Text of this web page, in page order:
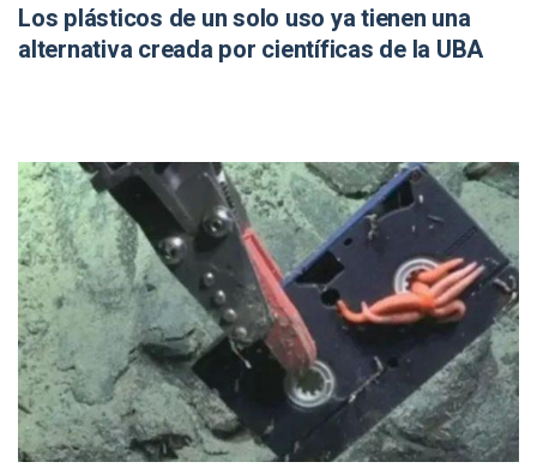
Los plásticos de un solo uso ya tienen una
alternativa creada por científicas de la UBA